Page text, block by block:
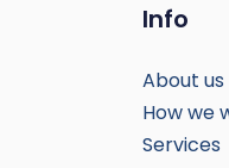
Info
About us
How we
Services